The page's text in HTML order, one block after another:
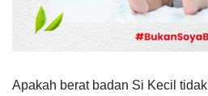
Apakah berat badan Si Kecil